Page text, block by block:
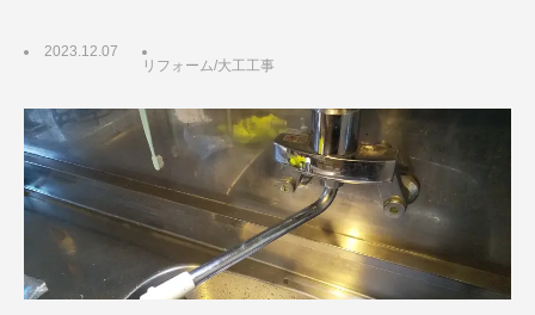
2023.12.07
リフォーム/大工工事